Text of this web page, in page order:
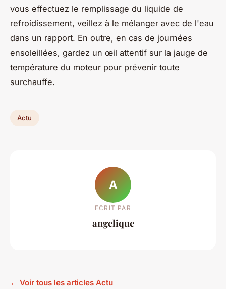
vous effectuez le remplissage du liquide de
refroidissement, veillez à le mélanger avec de l'eau
dans un rapport. En outre, en cas de journées
ensoleillées, gardez un œil attentif sur la jauge de
température du moteur pour prévenir toute
surchauffe.
Actu
A
ECRIT PAR
angelique
← Voir tous les articles Actu